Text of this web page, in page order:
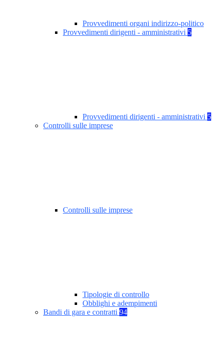
Provvedimenti organi indirizzo-politico
Provvedimenti dirigenti - amministrativi 5
Provvedimenti dirigenti - amministrativi 5
Controlli sulle imprese
Controlli sulle imprese
Tipologie di controllo
Obblighi e adempimenti
Bandi di gara e contratti 94